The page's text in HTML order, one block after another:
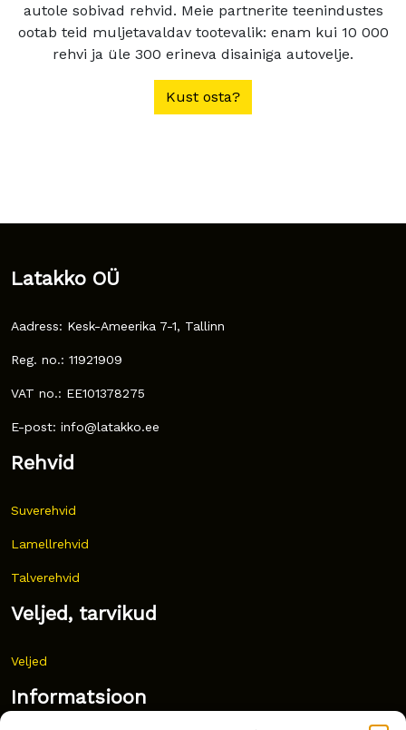
autole sobivad rehvid. Meie partnerite teenindustes
ootab teid muljetavaldav tootevalik: enam kui 10 000
rehvi ja üle 300 erineva disainiga autovelje.
Kust osta?
Latakko OÜ
Aadress: Kesk-Ameerika 7-1, Tallinn
Reg. no.: 11921909
VAT no.: EE101378275
E-post: info@latakko.ee
Rehvid
Suverehvid
Lamellrehvid
Talverehvid
Veljed, tarvikud
Veljed
Informatsioon